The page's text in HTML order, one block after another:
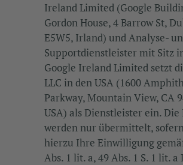
Ireland Limited (Google
Gordon House, 4 Barrow St,
E5W5, Irland) und Analyse-
Supportdienstleister mit Sitz
Google Ireland Limited setzt
LLC in den USA (1600
Parkway, Mountain View, CA
USA) als Dienstleister ein. Die
werden nur übermittelt,
hierzu Ihre Einwilligung
Abs. 1 lit. a, 49 Abs. 1 S. 1 lit. a